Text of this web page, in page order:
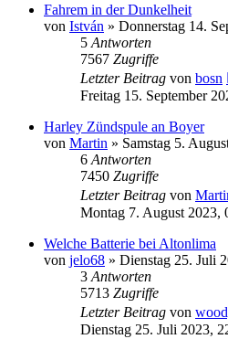
Fahrem in der Dunkelheit
von István » Donnerstag 14.
5 Antworten
7567 Zugriffe
Letzter Beitrag von bosn
Freitag 15. September
Harley Zündspule an Boyer
von Martin » Samstag 5.
6 Antworten
7450 Zugriffe
Letzter Beitrag von
Montag 7. August 2023,
Welche Batterie bei Altonlima
von jelo68 » Dienstag 25. Juli
3 Antworten
5713 Zugriffe
Letzter Beitrag von
Dienstag 25. Juli 2023,